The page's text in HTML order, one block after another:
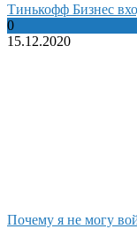
Тинькофф Бизнес
0
15.12.2020
Почему я не могу